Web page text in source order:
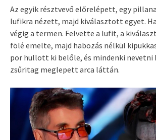
Az egyik résztvevő előrelépett, egy
lufikra nézett, majd kiválasztott egyet.
végig a termen. Felvette a lufit, a
fölé emelte, majd habozás nélkül
por hullott ki belőle, és mindenki nevetni
zsűritag meglepett arca láttán.